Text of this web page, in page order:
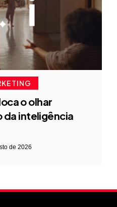
o olhar
da inteligência
de 2026